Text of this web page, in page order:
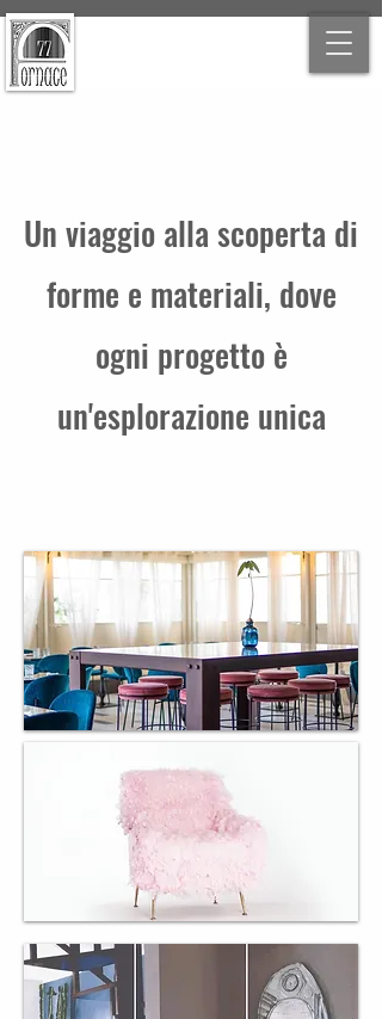
Un viaggio alla scoperta di
forme e materiali, dove
ogni progetto è
un'esplorazione unica